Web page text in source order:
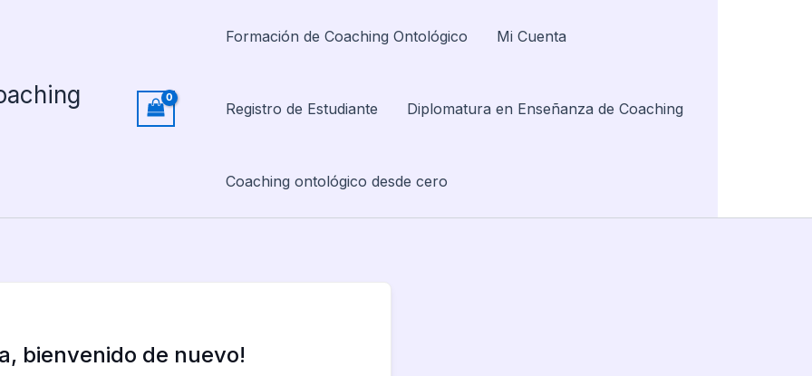
Formación de Coaching Ontológico Mi Cuenta
Registro de Estudiante Diplomatura en Enseñanza de Coaching
Coaching ontológico desde cero
bienvenido de nuevo!